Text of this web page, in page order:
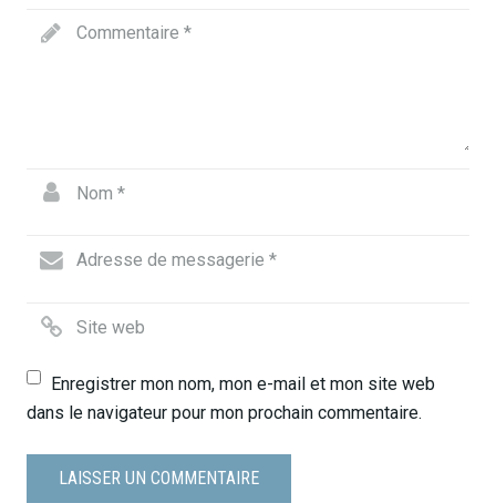
Enregistrer mon nom, mon e-mail et mon site web
dans le navigateur pour mon prochain commentaire.